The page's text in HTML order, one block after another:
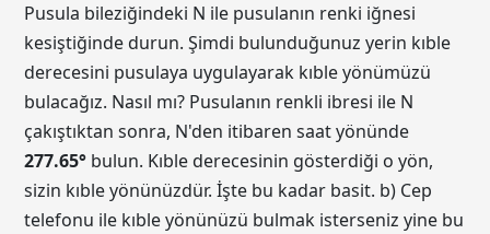
Pusula bileziğindeki N ile pusulanın renki iğnesi
kesiştiğinde durun. Şimdi bulunduğunuz yerin kıble
derecesini pusulaya uygulayarak kıble yönümüzü
bulacağız. Nasıl mı? Pusulanın renkli ibresi ile N
çakıştıktan sonra, N'den itibaren saat yönünde
277.65° bulun. Kıble derecesinin gösterdiği o yön,
sizin kıble yönünüzdür. İşte bu kadar basit. b) Cep
telefonu ile kıble yönünüzü bulmak isterseniz yine bu